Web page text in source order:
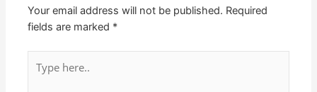
Your email address will not be published. Required
fields are marked *
here..